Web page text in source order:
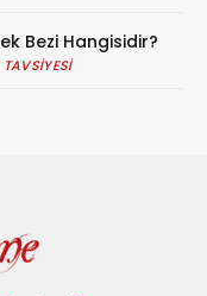
Bezi Hangisidir?